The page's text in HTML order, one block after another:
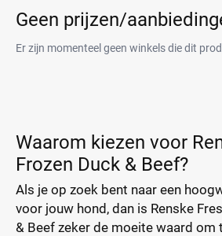
Geen prijzen/
Er zijn momenteel geen winkels die dit
Waarom kiezen voor
Frozen Duck & Beef?
Als je op zoek bent naar een
voor jouw hond, dan is Renske
& Beef zeker de moeite waard om